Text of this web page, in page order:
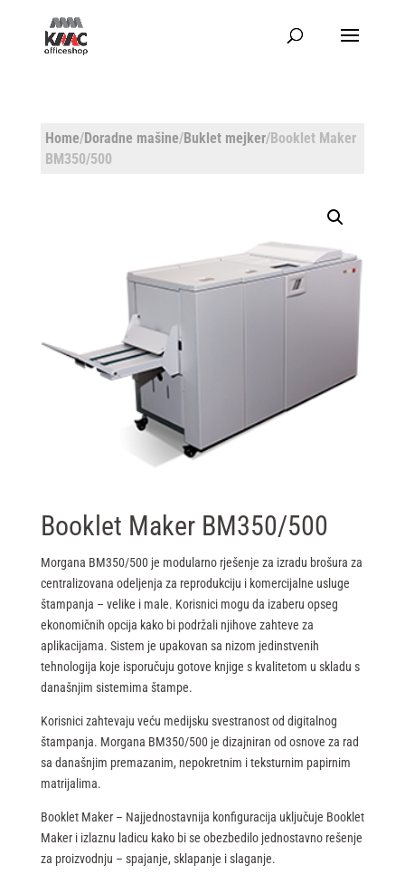
Home/Doradne mašine/Buklet mejker/Booklet Maker
BM350/500
Booklet Maker BM350/500
Morgana BM350/500 je modularno rješenje za izradu brošura za
centralizovana odeljenja za reprodukciju i komercijalne usluge
štampanja – velike i male. Korisnici mogu da izaberu opseg
ekonomičnih opcija kako bi podržali njihove zahteve za
aplikacijama. Sistem je upakovan sa nizom jedinstvenih
tehnologija koje isporučuju gotove knjige s kvalitetom u skladu s
današnjim sistemima štampe.
Korisnici zahtevaju veću medijsku svestranost od digitalnog
štampanja. Morgana BM350/500 je dizajniran od osnove za rad
sa današnjim premazanim, nepokretnim i teksturnim papirnim
matrijalima.
Booklet Maker – Najjednostavnija konfiguracija uključuje Booklet
Maker i izlaznu ladicu kako bi se obezbedilo jednostavno rešenje
za proizvodnju – spajanje, sklapanje i slaganje.